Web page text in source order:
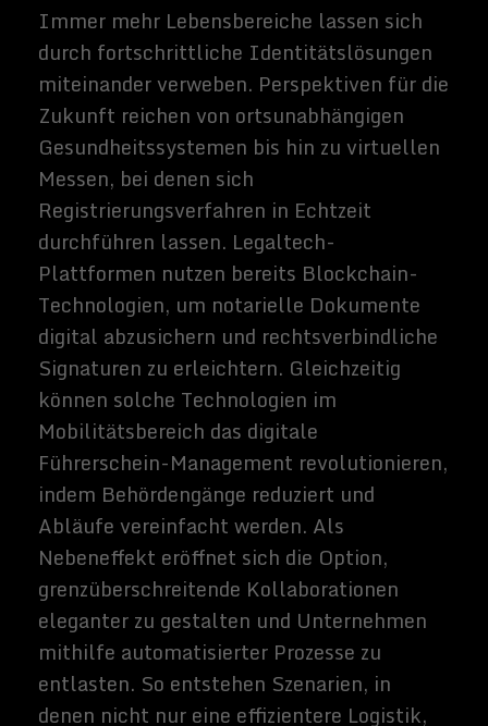
beginnt bei spezifischen
Datenschutzkonzepten und endet bei
internationalen Standards, die
verschiedene Rechtssysteme unter einen
Hut bringen sollen. Die fortschreitende
Verlagerung gesellschaftlicher
Interaktionen ins Netz verdeutlicht, wie
eng digitale Identitäten mit der Autonomie
des Einzelnen verwoben sind. Nicht nur
Unternehmen, sondern auch
Forschungsinstitutionen und staatliche
Stellen sind aufgefordert, Richtlinien und
Schutzmechanismen zu etablieren.
Dadurch könnten Verstöße abgefedert und
Verantwortlichkeiten klar zugeordnet
werden. Langfristig betrachtet gilt es, eine
sichere und transparente Umgebung
aufzubauen, in der digitale Identitäten
verantwortungsbewusst genutzt und
fortentwickelt werden können.
Gesetzgeberische Prozesse werden dabei in
absehbarer Zeit ihr Tempo erhöhen
müssen, um dem rasanten Wandel Schritt
zu halten. Gleichzeitig könnte der
wachsende Wunsch nach Souveränität
auch jenen Gruppen, die bislang
technologisch weniger versiert waren, den
Zugang zu sicheren Identitätslösungen
erleichtern. So entsteht ein vielschichtiges
Gefüge, dessen zentrale Herausforderung
die Balance zwischen Fortschritt und
Privatheit darstellt.